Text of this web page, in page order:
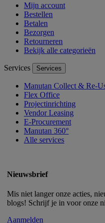
Mijn account
Bestellen
Betalen
Bezorgen
Retourneren
Bekijk alle categorieën
Services Services
Manutan Collect & Re-
Flex Office
Projectinrichting
Vendor Leasing
E-Procurement
Manutan 360°
Alle services
Nieuwsbrief
Mis niet langer onze acties,
blogs! Schrijf je in voor onze
Aanmelden